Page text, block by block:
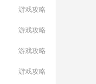
游戏攻略
游戏攻略
游戏攻略
游戏攻略